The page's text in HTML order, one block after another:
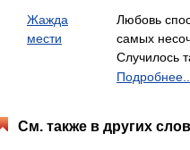
Жажда
мести
Любовь
самых
Случилось
Подробнее...
См. также в других